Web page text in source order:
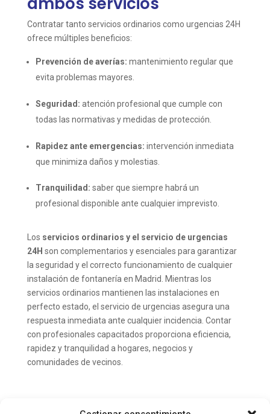
Contratar tanto servicios ordinarios como urgencias 24H
ofrece múltiples beneficios:
Prevención de averías: mantenimiento regular que
evita problemas mayores.
Seguridad: atención profesional que cumple con
todas las normativas y medidas de protección.
Rapidez ante emergencias: intervención inmediata
que minimiza daños y molestias.
Tranquilidad: saber que siempre habrá un
profesional disponible ante cualquier imprevisto.
Los servicios ordinarios y el servicio de urgencias
24H son complementarios y esenciales para garantizar
la seguridad y el correcto funcionamiento de cualquier
instalación de fontanería en Madrid. Mientras los
servicios ordinarios mantienen las instalaciones en
perfecto estado, el servicio de urgencias asegura una
respuesta inmediata ante cualquier incidencia. Contar
con profesionales capacitados proporciona eficiencia,
rapidez y tranquilidad a hogares, negocios y
comunidades de vecinos.